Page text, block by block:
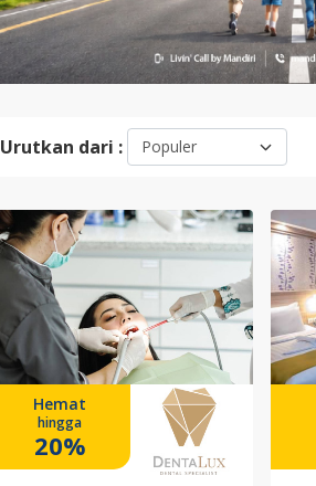
Urutkan dari :
Hemat
hingga
20%